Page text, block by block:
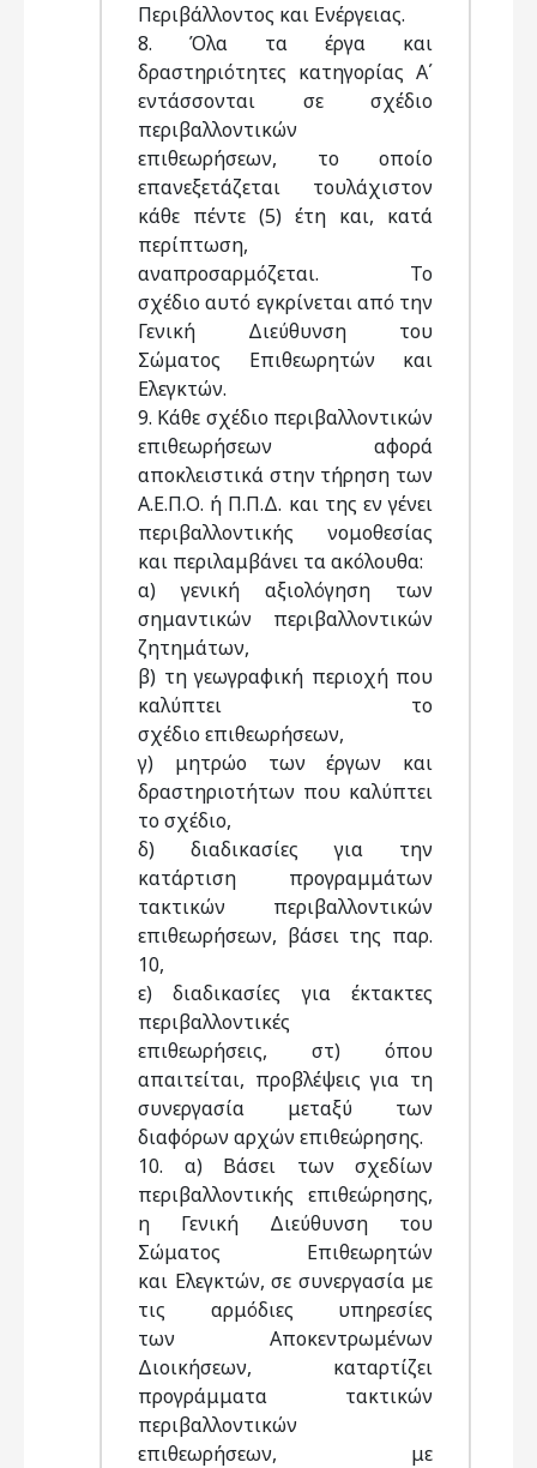
Περιβάλλοντος και Ενέργειας.
8. Όλα τα έργα και
δραστηριότητες κατηγορίας Α΄
εντάσσονται σε σχέδιο
περιβαλλοντικών
επιθεωρήσεων, το οποίο
επανεξετάζεται τουλάχιστον
κάθε πέντε (5) έτη και, κατά
περίπτωση,
αναπροσαρμόζεται. Το
σχέδιο αυτό εγκρίνεται από την
Γενική Διεύθυνση του
Σώματος Επιθεωρητών και
Ελεγκτών.
9. Κάθε σχέδιο περιβαλλοντικών
επιθεωρήσεων αφορά
αποκλειστικά στην τήρηση των
Α.Ε.Π.Ο. ή Π.Π.Δ. και της εν γένει
περιβαλλοντικής νομοθεσίας
και περιλαμβάνει τα ακόλουθα:
α) γενική αξιολόγηση των
σημαντικών περιβαλλοντικών
ζητημάτων,
β) τη γεωγραφική περιοχή που
καλύπτει το
σχέδιο επιθεωρήσεων,
γ) μητρώο των έργων και
δραστηριοτήτων που καλύπτει
το σχέδιο,
δ) διαδικασίες για την
κατάρτιση προγραμμάτων
τακτικών περιβαλλοντικών
επιθεωρήσεων, βάσει της παρ.
10,
ε) διαδικασίες για έκτακτες
περιβαλλοντικές
επιθεωρήσεις, στ) όπου
απαιτείται, προβλέψεις για τη
συνεργασία μεταξύ των
διαφόρων αρχών επιθεώρησης.
10. α) Βάσει των σχεδίων
περιβαλλοντικής επιθεώρησης,
η Γενική Διεύθυνση του
Σώματος Επιθεωρητών
και Ελεγκτών, σε συνεργασία με
τις αρμόδιες υπηρεσίες
των Αποκεντρωμένων
Διοικήσεων, καταρτίζει
προγράμματα τακτικών
περιβαλλοντικών
επιθεωρήσεων, με